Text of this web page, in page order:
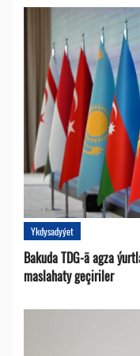
Ykdysadyýet
Bakuda TDG-ä agza
maslahaty geçiriler